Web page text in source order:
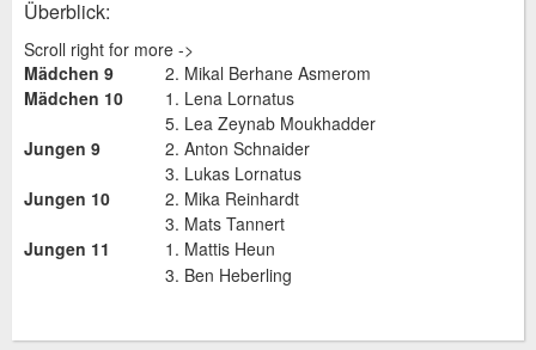
Überblick:
Scroll right for more ->
Mädchen 9
2. Mikal Berhane Asmerom
Mädchen 10
1. Lena Lornatus
5. Lea Zeynab Moukhadder
Jungen 9
2. Anton Schnaider
3. Lukas Lornatus
Jungen 10
2. Mika Reinhardt
3. Mats Tannert
Jungen 11
1. Mattis Heun
3. Ben Heberling